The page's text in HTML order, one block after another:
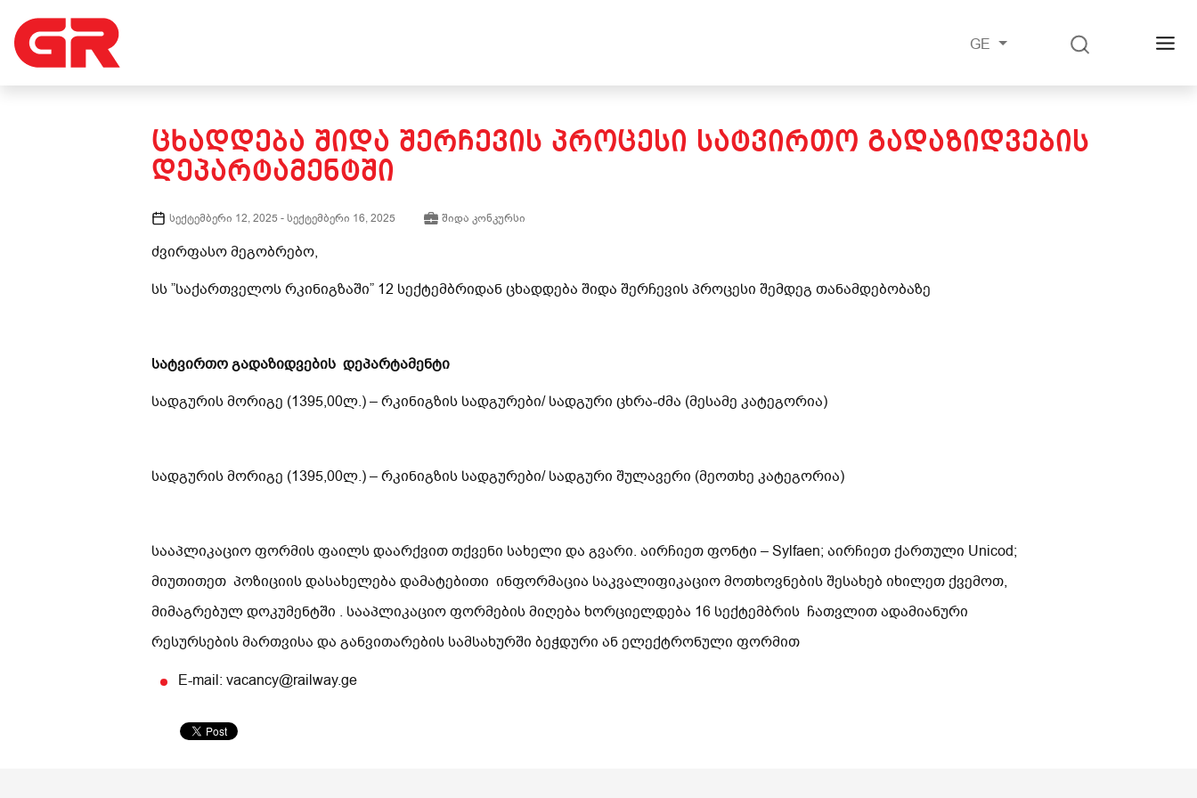
GE
ᲪᲮᲐᲓᲓᲔᲑᲐ ᲨᲘᲓᲐ ᲨᲔᲠᲩᲔᲕᲘᲡ ᲞᲠᲝᲪᲔᲡᲘ ᲡᲐᲢᲕᲘᲠᲗᲝ ᲒᲐᲓᲐᲖᲘᲓᲕᲔᲑᲘᲡ
ᲓᲔᲞᲐᲠᲢᲐᲛᲔᲜᲢᲨᲘ
სექტემბერი 12, 2025 -სექტემბერი 16, 2025 შიდა კონკურსი
ძვირფასო მეგობრებო,
სს ”საქართველოს რკინიგზაში” 12 სექტემბრიდან ცხადდება შიდა შერჩევის პროცესი შემდეგ თანამდებობაზე
სატვირთო გადაზიდვების დეპარტამენტი
სადგურის მორიგე (1395,00ლ.) – რკინიგზის სადგურები/ სადგური ცხრა-ძმა (მესამე კატეგორია)
სადგურის მორიგე (1395,00ლ.) – რკინიგზის სადგურები/ სადგური შულავერი (მეოთხე კატეგორია)
სააპლიკაციო ფორმის ფაილს დაარქვით თქვენი სახელი და გვარი. აირჩიეთ ფონტი – Sylfaen; აირჩიეთ ქართული Unicod;
მიუთითეთ პოზიციის დასახელება დამატებითი ინფორმაცია საკვალიფიკაციო მოთხოვნების შესახებ იხილეთ ქვემოთ,
მიმაგრებულ დოკუმენტში . სააპლიკაციო ფორმების მიღება ხორციელდება 16 სექტემბრის ჩათვლით ადამიანური
რესურსების მართვისა და განვითარების სამსახურში ბეჭდური ან ელექტრონული ფორმით
E-mail: vacancy@railway.ge